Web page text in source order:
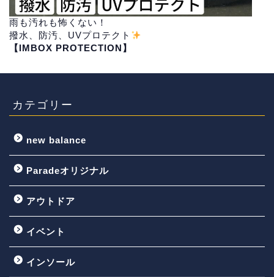
雨も汚れも怖くない！
撥水、防汚、UVプロテクト
【IMBOX PROTECTION】
カテゴリー
new balance
Paradeオリジナル
アウトドア
イベント
インソール